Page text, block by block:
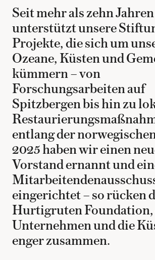
Seit mehr als zehn Jahren
unterstützt unsere
Projekte, die sich um
Ozeane, Küsten und
kümmern – von
Forschungsarbeiten auf
Spitzbergen bis hin zu
entlang der
2025 haben wir einen
Vorstand ernannt und
eingerichtet – so rücken
Hurtigruten Foundation,
Unternehmen und die
enger zusammen.